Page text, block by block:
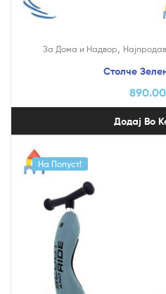
За Дома и Надвор
Столче
890.00
Додај Во
На Попуст!